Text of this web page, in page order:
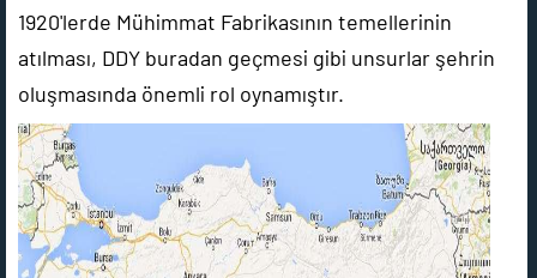
1920'lerde Mühimmat Fabrikasının temellerinin
atılması, DDY buradan geçmesi gibi unsurlar şehrin
oluşmasında önemli rol oynamıştır.